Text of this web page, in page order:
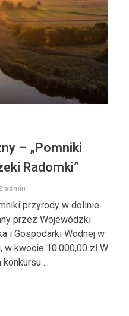
– „Pomniki
Radomki”
admin
przyrody w dolinie
przez Wojewódzki
i Gospodarki Wodnej w
kwocie 10.000,00 zł W
...